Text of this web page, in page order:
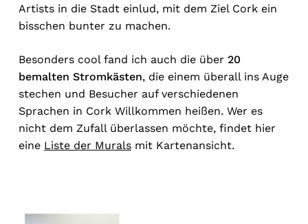
Artists in die Stadt einlud, mit dem Ziel Cork ein
bisschen bunter zu machen.
Besonders cool fand ich auch die über 20
bemalten Stromkästen, die einem überall ins Auge
stechen und Besucher auf verschiedenen
Sprachen in Cork Willkommen heißen. Wer es
nicht dem Zufall überlassen möchte, findet hier
eine Liste der Muralsmit Kartenansicht.